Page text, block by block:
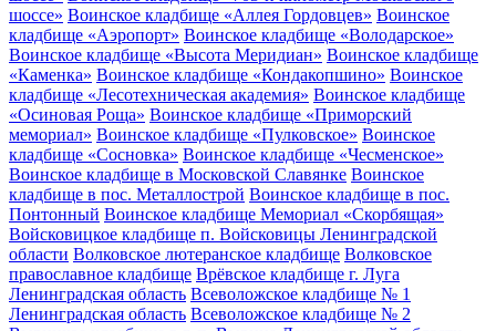
шоссе» Воинское кладбище «Аллея Гордовцев» Воинское
кладбище «Аэропорт» Воинское кладбище «Володарское»
Воинское кладбище «Высота Меридиан» Воинское кладбище
«Каменка» Воинское кладбище «Кондакопшино» Воинское
кладбище «Лесотехническая академия» Воинское кладбище
«Осиновая Роща» Воинское кладбище «Приморский
мемориал» Воинское кладбище «Пулковское» Воинское
кладбище «Сосновка» Воинское кладбище «Чесменское»
Воинское кладбище в Московской Славянке Воинское
кладбище в пос. Металлострой Воинское кладбище в пос.
Понтонный Воинское кладбище Мемориал «Скорбящая»
Войсковицкое кладбище п. Войсковицы Ленинградской
области Волковское лютеранское кладбище Волковское
православное кладбище Врёвское кладбище г. Луга
Ленинградская область Всеволожское кладбище № 1
Ленинградская область Всеволожское кладбище № 2